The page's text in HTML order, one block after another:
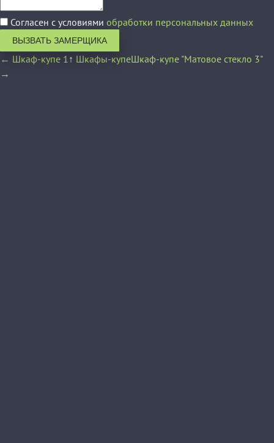
Согласен с условиями обработки персональных данных
ВЫЗВАТЬ ЗАМЕРЩИКА
← Шкаф-купе 1↑ Шкафы-купеШкаф-купе "Матовое стекло 3"
→